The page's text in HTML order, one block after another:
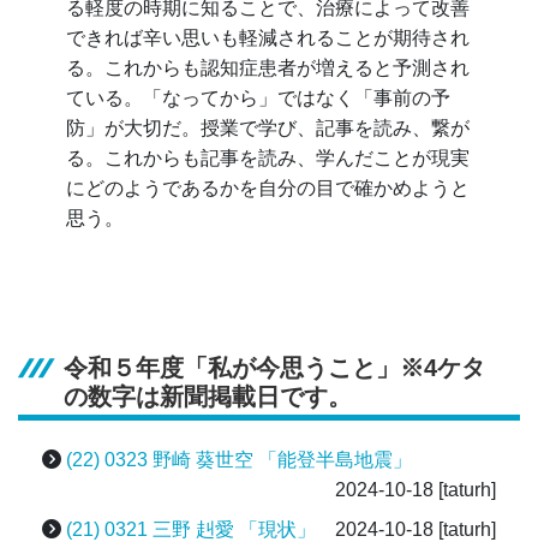
る軽度の時期に知ることで、治療によって改善
できれば辛い思いも軽減されることが期待され
る。これからも認知症患者が増えると予測され
ている。「なってから」ではなく「事前の予
防」が大切だ。授業で学び、記事を読み、繋が
る。これからも記事を読み、学んだことが現実
にどのようであるかを自分の目で確かめようと
思う。
令和５年度「私が今思うこと」※4ケタ
の数字は新聞掲載日です。
(22) 0323 野崎 葵世空 「能登半島地震」
2024-10-18 [taturh]
(21) 0321 三野 赳愛 「現状」
2024-10-18 [taturh]